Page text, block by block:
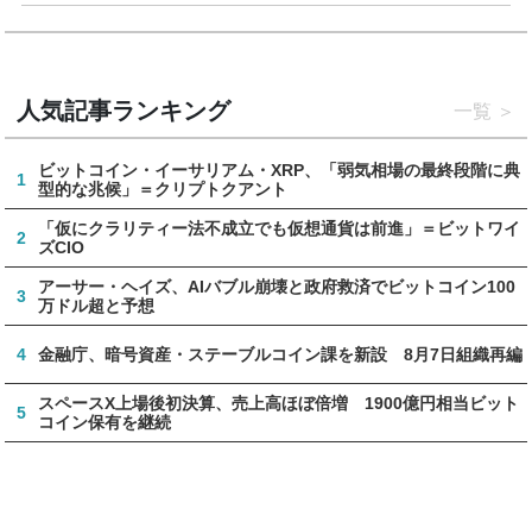
人気記事ランキング 一覧
1
ビットコイン・イーサリアム・XRP、「弱気相場の最終段階に典
型的な兆候」＝クリプトクアント
2
「仮にクラリティー法不成立でも仮想通貨は前進」＝ビットワイ
ズCIO
3
アーサー・ヘイズ、AIバブル崩壊と政府救済でビットコイン100
万ドル超と予想
4 金融庁、暗号資産・ステーブルコイン課を新設 8月7日組織再編
5
スペースX上場後初決算、売上高ほぼ倍増 1900億円相当ビット
コイン保有を継続